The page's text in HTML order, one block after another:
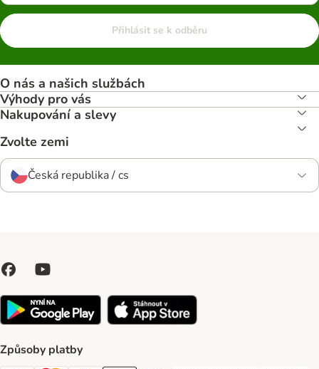
Přihlásit se k odběru
O nás a našich službách
Výhody pro vás
Nakupování a slevy
Zvolte zemi
Česká republika / cs
Způsoby platby